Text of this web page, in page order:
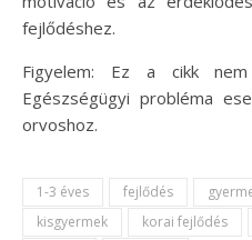
fejlődéshez.
Figyelem: Ez a cikk
Egészségügyi probléma
orvoshoz.
1-3 éves fejlődés
kisgyermek
korai fejlődés